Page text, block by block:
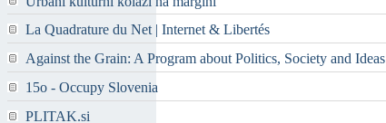
La Quadrature du Net | Internet & Libertés
Against the Grain: A Program about Politics, Society and Ideas
15o - Occupy Slovenia
PLITAK.si